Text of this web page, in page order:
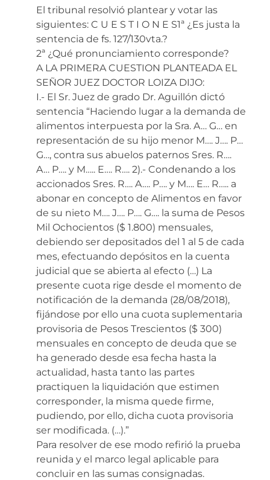
El tribunal resolvió plantear y votar las
siguientes: C U E S T I O N E S1ª ¿Es justa la
sentencia de fs. 127/130vta.?
2ª ¿Qué pronunciamiento corresponde?
A LA PRIMERA CUESTION PLANTEADA EL
SEÑOR JUEZ DOCTOR LOIZA DIJO:
I.- El Sr. Juez de grado Dr. Aguillón dictó
sentencia “Haciendo lugar a la demanda de
alimentos interpuesta por la Sra. A… G… en
representación de su hijo menor M…. J…. P…
G…, contra sus abuelos paternos Sres. R….
A… P…. y M….. E…. R…. 2).- Condenando a los
accionados Sres. R…. A…. P…. y M…. E… R….. a
abonar en concepto de Alimentos en favor
de su nieto M…. J…. P…. G…. la suma de Pesos
Mil Ochocientos ($ 1.800) mensuales,
debiendo ser depositados del 1 al 5 de cada
mes, efectuando depósitos en la cuenta
judicial que se abierta al efecto (…) La
presente cuota rige desde el momento de
notificación de la demanda (28/08/2018),
fijándose por ello una cuota suplementaria
provisoria de Pesos Trescientos ($ 300)
mensuales en concepto de deuda que se
ha generado desde esa fecha hasta la
actualidad, hasta tanto las partes
practiquen la liquidación que estimen
corresponder, la misma quede firme,
pudiendo, por ello, dicha cuota provisoria
ser modificada. (…).”
Para resolver de ese modo refirió la prueba
reunida y el marco legal aplicable para
concluir en las sumas consignadas.